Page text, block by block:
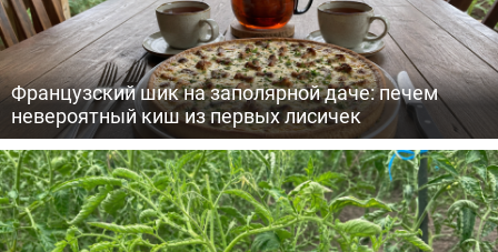
Французский шик на заполярной даче: печем
невероятный киш из первых лисичек